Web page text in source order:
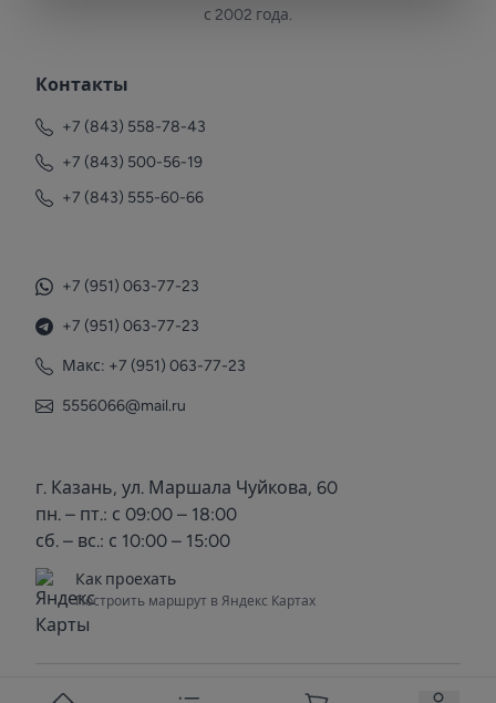
с 2002 года.
Контакты
+7 (843) 558-78-43
+7 (843) 500-56-19
+7 (843) 555-60-66
+7 (951) 063-77-23
+7 (951) 063-77-23
Макс: +7 (951) 063-77-23
5556066@mail.ru
г. Казань, ул. Маршала Чуйкова, 60
пн. – пт.: с 09:00 – 18:00
сб. – вс.: с 10:00 – 15:00
Как проехать
Построить маршрут в Яндекс Картах
© 2025 Voda Kazan. Все права защищены.